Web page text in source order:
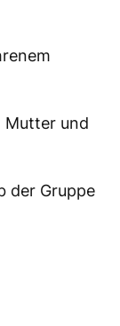
Mutter und
der Gruppe